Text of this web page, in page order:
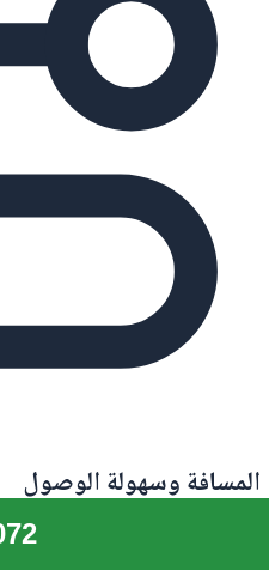
المسافة وسهولة الوصول
من الهليو الى وسط عجمان نحو
دقائق قليلة، والى الشارقة ودبي